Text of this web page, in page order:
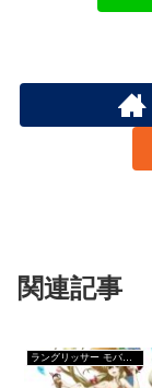
関連記事
ラングリッサー モバイル